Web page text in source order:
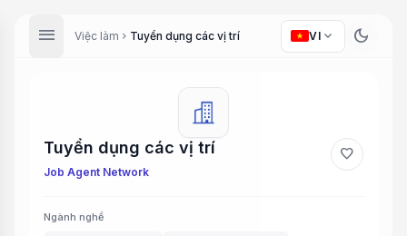
menu Việc làm chevron_right Tuyển dụng các vị trí VI expand_more dark_mode
Tuyển dụng các vị trí
Job Agent Network
favorite
Ngành nghề